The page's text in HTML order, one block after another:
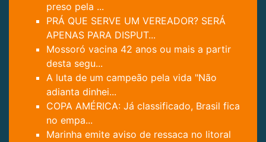
preso pela ...
PRÁ QUE SERVE UM VEREADOR? SERÁ
APENAS PARA DISPUT...
Mossoró vacina 42 anos ou mais a partir
desta segu...
A luta de um campeão pela vida "Não
adianta dinhei...
COPA AMÉRICA: Já classificado, Brasil fica
no empa...
Marinha emite aviso de ressaca no litoral